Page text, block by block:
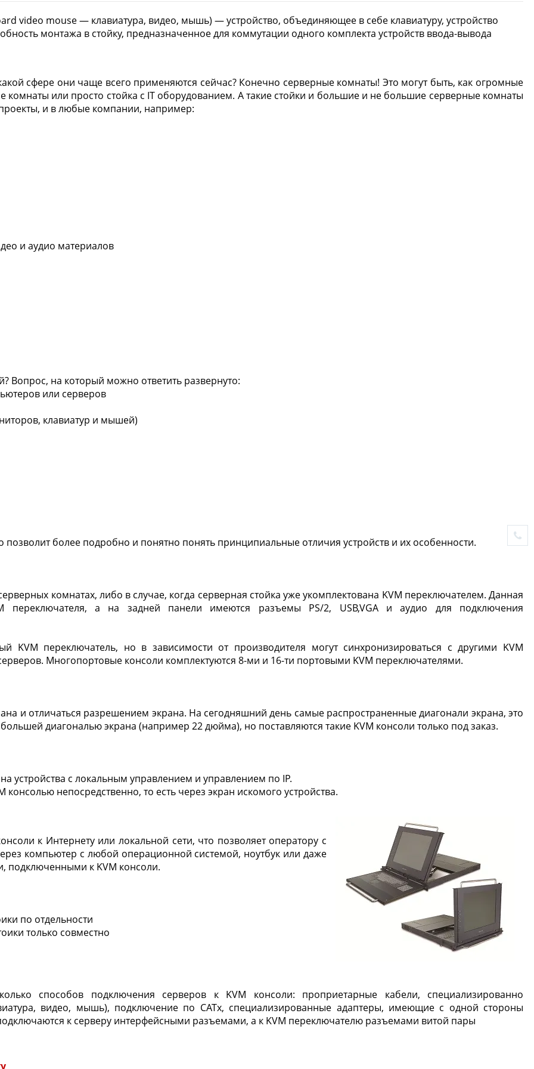
video mouse — клавиатура, видео, мышь) — устройство, объединяющее в себе клавиатуру, устройство
монтажа в стойку, предназначенное для коммутации одного комплекта устройств ввода-вывода
сфере они чаще всего применяются сейчас? Конечно серверные комнаты! Это могут быть, как огромные
или просто стойка с IT оборудованием. А такие стойки и большие и не большие серверные комнаты
и в любые компании, например:
и аудио материалов
Вопрос, на который можно ответить развернуто:
или серверов
клавиатур и мышей)
позволит более подробно и понятно понять принципиальные отличия устройств и их особенности.
комнатах, либо в случае, когда серверная стойка уже укомплектована KVM переключателем. Данная
переключателя, а на задней панели имеются разъемы PS/2, USB,VGA и аудио для подключения
KVM переключатель, но в зависимости от производителя могут синхронизироваться с другими KVM
Многопортовые консоли комплектуются 8-ми и 16-ти портовыми KVM переключателями.
и отличаться разрешением экрана. На сегодняшний день самые распространенные диагонали экрана, это
диагональю экрана (например 22 дюйма), но поставляются такие KVM консоли только под заказ.
устройства с локальным управлением и управлением по IP.
непосредственно, то есть через экран искомого устройства.
к Интернету или локальной сети, что позволяет оператору с
компьютер с любой операционной системой, ноутбук или даже
подключенными к KVM консоли.
по отдельности
только совместно
способов подключения серверов к KVM консоли: проприетарные кабели, специализированно
видео, мышь), подключение по CATx, специализированные адаптеры, имеющие с одной стороны
к серверу интерфейсными разъемами, а к KVM переключателю разъемами витой пары